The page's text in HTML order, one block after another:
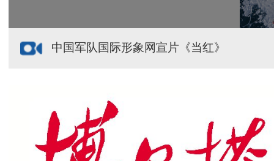
中国军队国际形象网宣片《当红》